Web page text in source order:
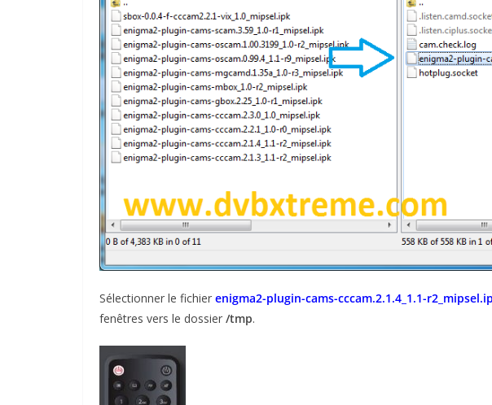
Sélectionner le fichier enigma2-plugin-cams-cccam.2.1.4_1.1-
fenêtres vers le dossier /tmp.